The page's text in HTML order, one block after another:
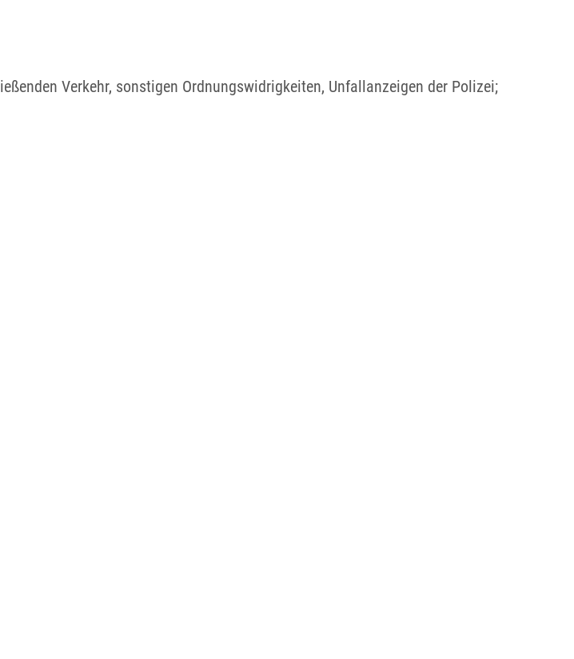
Verkehr, sonstigen Ordnungswidrigkeiten, Unfallanzeigen der Polizei;